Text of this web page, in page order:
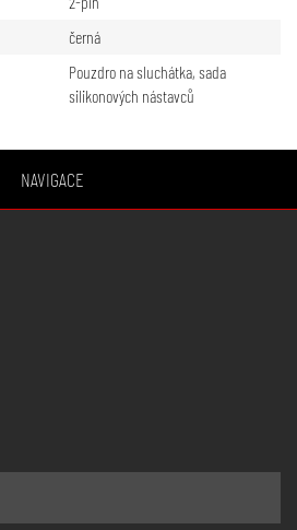
černá
Pouzdro na sluchátka, sada
silikonových nástavců
NAVIGACE